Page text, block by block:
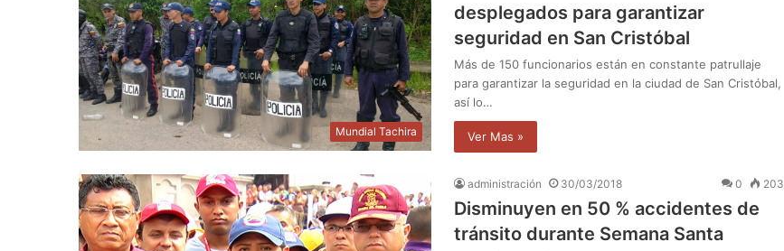
Mundial Tachira
desplegados para garantizar
seguridad en San Cristóbal
Más de 150 funcionarios están en constante patrullaje
para garantizar la seguridad en la ciudad de San Cristóbal,
así lo…
Ver Mas »
administración 30/03/2018 0 203
Disminuyen en 50 % accidentes de
tránsito durante Semana Santa